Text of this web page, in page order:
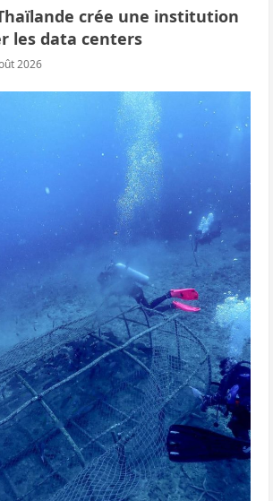
crée une institution
les data centers
2026